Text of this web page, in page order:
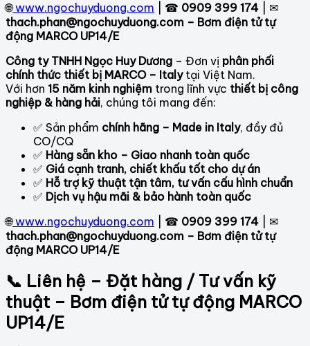
🌐 www.ngochuyduong.com | ☎ 0909 399 174 | ✉
thach.phan@ngochuyduong.com – Bơm điện tử tự
động MARCO UP14/E
Công ty TNHH Ngọc Huy Dương – Đơn vị phân phối
chính thức thiết bị MARCO – Italytại Việt Nam.
Với hơn 15 năm kinh nghiệm trong lĩnh vực thiết bị công
nghiệp & hàng hải, chúng tôi mang đến:
✅ Sản phẩm chính hãng – Made in Italy, đầy đủ
CO/CQ
✅ Hàng sẵn kho – Giao nhanh toàn quốc
✅ Giá cạnh tranh, chiết khấu tốt cho dự án
✅ Hỗ trợ kỹ thuật tận tâm, tư vấn cấu hình chuẩn
✅ Dịch vụ hậu mãi & bảo hành toàn quốc
🌐 www.ngochuyduong.com | ☎ 0909 399 174 | ✉
thach.phan@ngochuyduong.com – Bơm điện tử tự
động MARCO UP14/E
📞 Liên hệ – Đặt hàng / Tư vấn kỹ
thuật – Bơm điện tử tự động MARCO
UP14/E